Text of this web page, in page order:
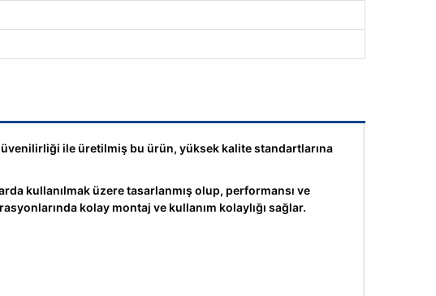
güvenilirliği ile üretilmiş bu ürün, yüksek kalite standartlarına
kullanılmak üzere tasarlanmış olup, performansı ve
kolay montaj ve kullanım kolaylığı sağlar.